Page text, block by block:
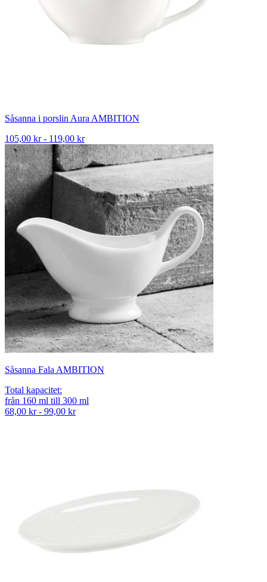
Såsanna i porslin Aura AMBITION
105,00 kr - 119,00 kr
Såsanna Fala AMBITION
Total kapacitet:
från 160 ml till 300 ml
68,00 kr - 99,00 kr